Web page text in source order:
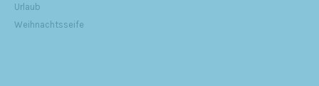
Urlaub
Weihnachtsseife